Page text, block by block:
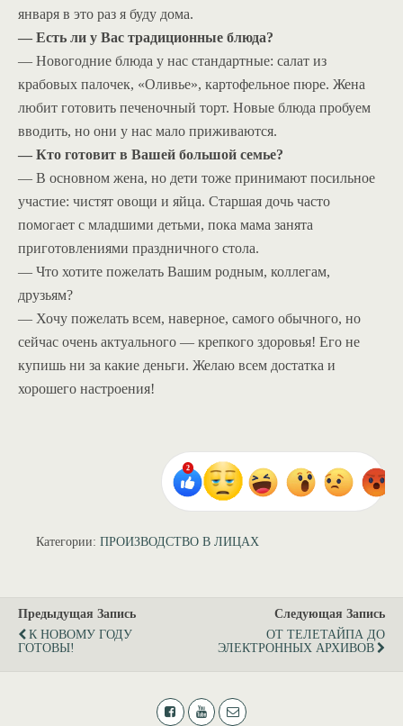
января в это раз я буду дома.
— Есть ли у Вас традиционные блюда?
— Новогодние блюда у нас стандартные: салат из
крабовых палочек, «Оливье», картофельное пюре. Жена
любит готовить печеночный торт. Новые блюда пробуем
вводить, но они у нас мало приживаются.
— Кто готовит в Вашей большой семье?
— В основном жена, но дети тоже принимают посильное
участие: чистят овощи и яйца. Старшая дочь часто
помогает с младшими детьми, пока мама занята
приготовлениями праздничного стола.
— Что хотите пожелать Вашим родным, коллегам,
друзьям?
— Хочу пожелать всем, наверное, самого обычного, но
сейчас очень актуального — крепкого здоровья! Его не
купишь ни за какие деньги. Желаю всем достатка и
хорошего настроения!
Категории: ПРОИЗВОДСТВО В ЛИЦАХ
Предыдущая Запись
К НОВОМУ ГОДУ
ГОТОВЫ!
Следующая Запись
ОТ ТЕЛЕТАЙПА ДО
ЭЛЕКТРОННЫХ АРХИВОВ